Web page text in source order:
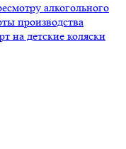
алкогольного
производства
на детские коляски